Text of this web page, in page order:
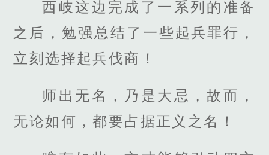
西岐这边完成了一系列的准备
之后，勉强总结了一些起兵罪行，
立刻选择起兵伐商！
师出无名，乃是大忌，故而，
无论如何，都要占据正义之名！